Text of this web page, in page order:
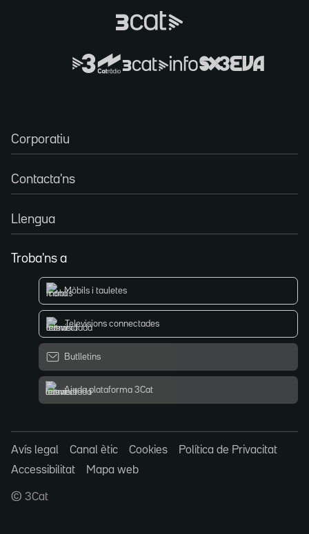
Corporatiu
Contacta'ns
Llengua
Troba'ns a
Mòbils i tauletes
Televisions connectades
Butlletins
Ajuda plataforma 3Cat
Avís legal Canal ètic Cookies
Política de Privacitat
Accessibilitat
Mapa web
© 3Cat